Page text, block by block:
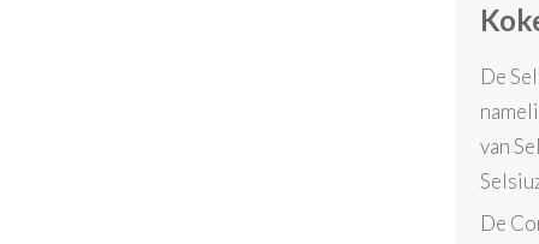
De
van
De